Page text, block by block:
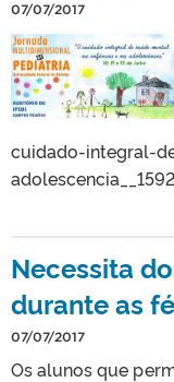
07/07/2017
cuidado-integral-
Necessita
durante as
07/07/2017
Os alunos que